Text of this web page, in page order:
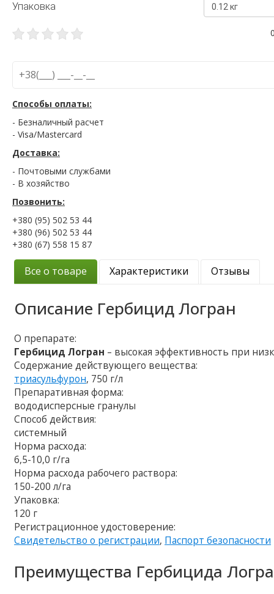
Упаковка 0.12 кг
Способы оплаты:
- Безналичный расчет
- Visa/Mastercard
Доставка:
- Почтовыми службами
- В хозяйство
Позвонить:
+380 (95) 502 53 44
+380 (96) 502 53 44
+380 (67) 558 15 87
Все о товаре Характеристики Отзывы
Описание Гербицид Логран
О препарате:
Гербицид Логран – высокая эффективность при
Содержание действующего вещества:
триасульфурон, 750 г/л
Препаративная форма:
вододисперсные гранулы
Способ действия:
системный
Норма расхода:
6,5-10,0 г/га
Норма расхода рабочего раствора:
150-200 л/га
Упаковка:
120 г
Регистрационное удостоверение:
Свидетельство о регистрации, Паспорт безопасности
Преимущества Гербицида